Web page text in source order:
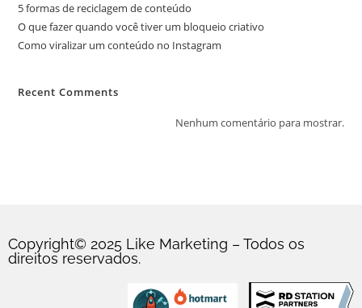
5 formas de reciclagem de conteúdo
O que fazer quando você tiver um bloqueio criativo
Como viralizar um conteúdo no Instagram
Recent Comments
Nenhum comentário para mostrar.
Copyright© 2025 Like Marketing – Todos os
direitos reservados.